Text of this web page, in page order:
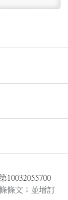
10032055700
條文；並增訂